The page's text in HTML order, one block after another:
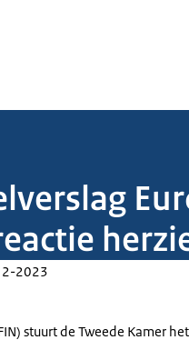
2023
stuurt de Tweede Kamer